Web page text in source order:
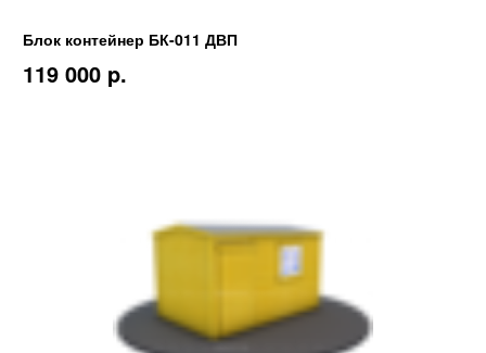
Блок контейнер БК-011 ДВП
119 000 p.